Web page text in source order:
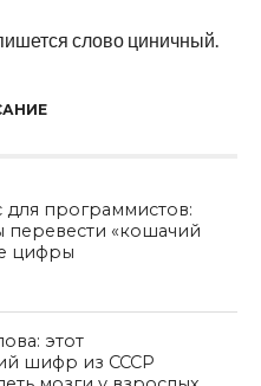
слово циничный.
для программистов:
перевести «кошачий
цифры
этот
шифр из СССР